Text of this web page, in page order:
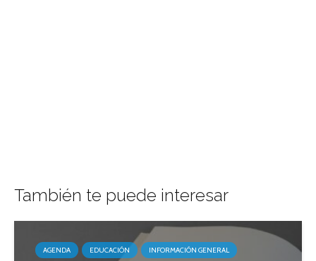
También te puede interesar
AGENDA EDUCACIÓN INFORMACIÓN GENERAL